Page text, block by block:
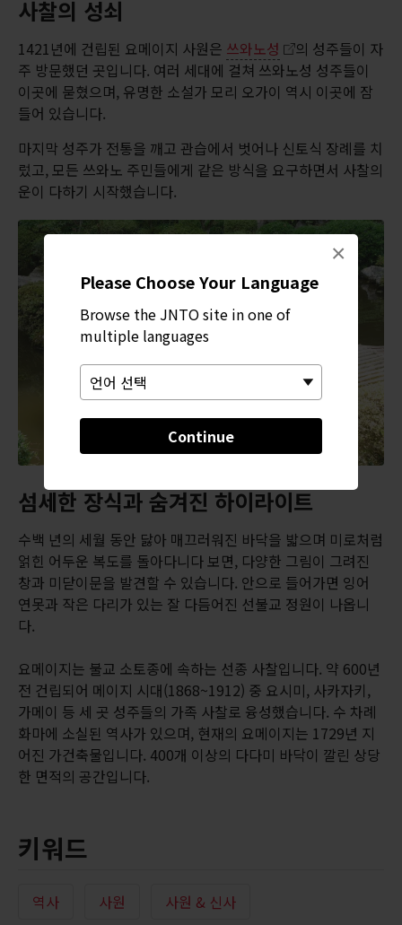
Please Choose Your Language
Browse the JNTO site in one of
multiple languages
Continue
×
사찰의 성쇠
1421년에 건립된 요메이지 사원은 쓰와노성
의 성주들이 자
주 방문했던 곳입니다. 여러 세대에 걸쳐 쓰와노성 성주들이
이곳에 묻혔으며, 유명한 소설가 모리 오가이 역시 이곳에 잠
들어 있습니다.
마지막 성주가 전통을 깨고 관습에서 벗어나 신토식 장례를 치
렀고, 모든 쓰와노 주민들에게 같은 방식을 요구하면서 사찰의
운이 다하기 시작했습니다.
섬세한 장식과 숨겨진 하이라이트
수백 년의 세월 동안 닳아 매끄러워진 바닥을 밟으며 미로처럼
얽힌 어두운 복도를 돌아다니다 보면, 다양한 그림이 그려진
창과 미닫이문을 발견할 수 있습니다. 안으로 들어가면 잉어
연못과 작은 다리가 있는 잘 다듬어진 선불교 정원이 나옵니
다.
요메이지는 불교 소토종에 속하는 선종 사찰입니다. 약 600년
전 건립되어 메이지 시대(1868~1912) 중 요시미, 사카자키,
가메이 등 세 곳 성주들의 가족 사찰로 융성했습니다. 수 차례
화마에 소실된 역사가 있으며, 현재의 요메이지는 1729년 지
어진 가건축물입니다. 400개 이상의 다다미 바닥이 깔린 상당
한 면적의 공간입니다.
키워드
역사 사원 사원 & 신사